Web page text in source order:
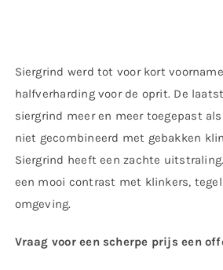
Siergrind werd tot voor kort
halfverharding voor de oprit. De
siergrind meer en meer toegepast
niet gecombineerd met gebakken
Siergrind heeft een zachte
een mooi contrast met klinkers,
omgeving.
Vraag voor een scherpe prijs een